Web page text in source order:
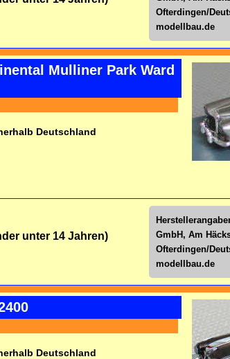
Ofterdingen/
modellbau.de
Mulliner Park Ward
Deutschland
GmbH, Am
Ofterdingen/
modellbau.de
unter 14 Jahren)
Deutschland